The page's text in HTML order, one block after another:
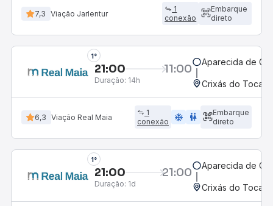
7,3 Viação Jarlentur
1
conexão
Embarque
direto
1°
21:00 11:00
Duração: 14h
Aparecida de
Crixás do
6,3 Viação Real Maia
1
conexão
ac_unit wc
Embarque
direto
1°
21:00 21:00
Duração: 1d
Aparecida de
Crixás do